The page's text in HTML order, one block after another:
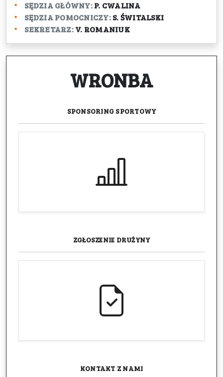
SĘDZIA GŁÓWNY: P. CWALINA
SĘDZIA POMOCNICZY: S. ŚWITALSKI
SEKRETARZ: V. ROMANIUK
WRONBA
SPONSORING SPORTOWY
ZGŁOSZENIE DRUŻYNY
KONTAKT Z NAMI